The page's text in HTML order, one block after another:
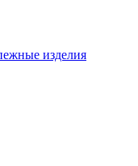
изделия